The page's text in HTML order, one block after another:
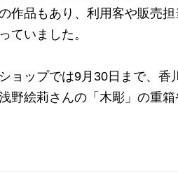
作品もあり、利用客や販売
ていました。
ョップでは9月30日まで、香
野絵莉さんの「木彫」の重